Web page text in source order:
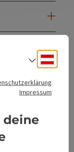
Impressum